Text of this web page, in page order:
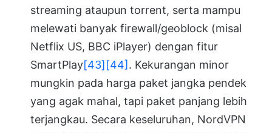
streaming ataupun torrent, serta mampu
melewati banyak firewall/geoblock (misal
Netflix US, BBC iPlayer) dengan fitur
SmartPlay[43][44] . Kekurangan minor
mungkin pada harga paket jangka pendek
yang agak mahal, tapi paket panjang lebih
terjangkau. Secara keseluruhan, NordVPN